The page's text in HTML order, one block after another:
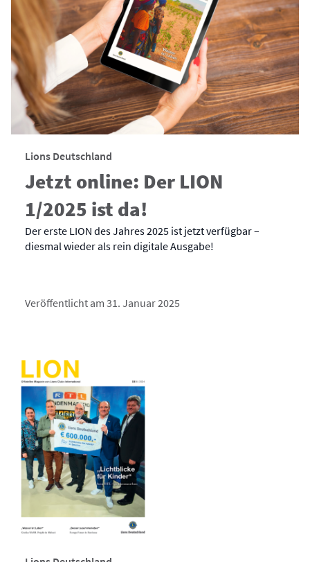
Lions Deutschland
Jetzt online: Der LION
1/2025 ist da!
Der erste LION des Jahres 2025 ist jetzt verfügbar –
diesmal wieder als rein digitale Ausgabe!
Veröffentlicht am 31. Januar 2025